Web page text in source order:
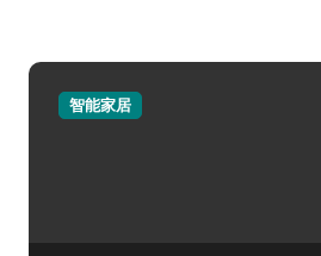
智能家居